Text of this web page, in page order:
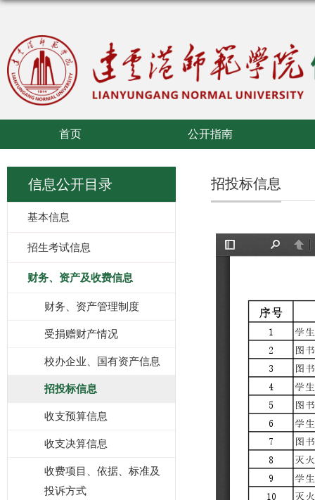
首页 公开指南
信息公开目录
基本信息
招生考试信息
财务、资产及收费信息
财务、资产管理制度
受捐赠财产情况
校办企业、国有资产信息
招投标信息
收支预算信息
收支决算信息
收费项目、依据、标准及
投诉方式
招投标信息